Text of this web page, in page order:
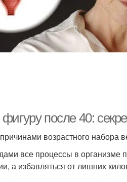
после 40:
возрастного набора
все процессы в организме
а избавляться от лишних